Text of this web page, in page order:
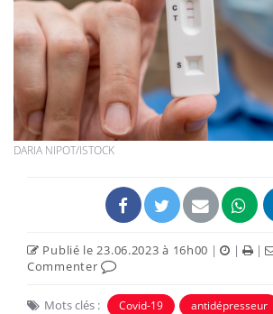
DARIA NIPOT/ISTOCK
Publié le 23.06.2023 à 16h00 | | |
Commenter
Mots clés : Covid-19 antidépresseur